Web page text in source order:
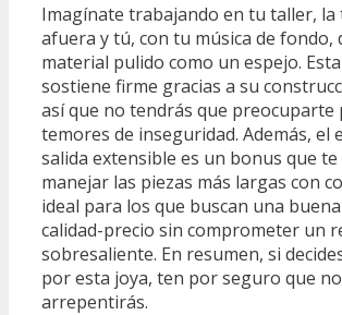
Imagínate trabajando en tu taller, la
afuera y tú, con tu música de fondo,
material pulido como un espejo.
sostiene firme gracias a su
así que no tendrás que preocuparte
temores de inseguridad. Además, el
salida extensible es un bonus que
manejar las piezas más largas con
ideal para los que buscan una
calidad-precio sin comprometer un
sobresaliente. En resumen, si
por esta joya, ten por seguro que
arrepentirás.